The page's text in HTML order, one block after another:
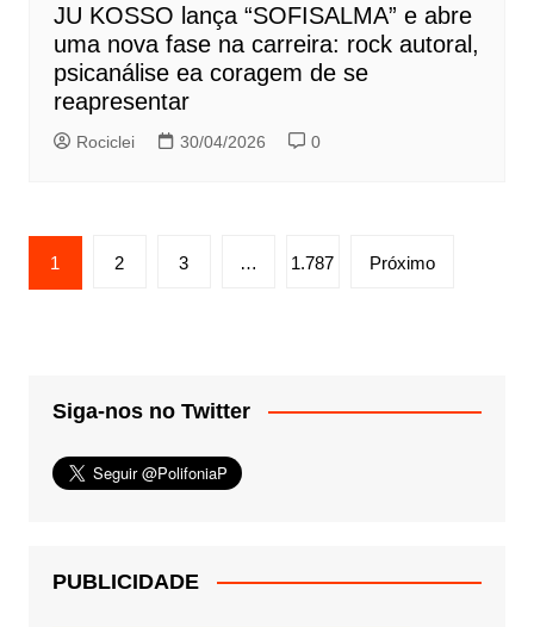
JU KOSSO lança “SOFISALMA” e abre
uma nova fase na carreira: rock autoral,
psicanálise ea coragem de se
reapresentar
Rociclei 30/04/2026 0
Paginação
de
1 2 3 … 1.787 Próximo
Siga-nos no Twitter
PUBLICIDADE